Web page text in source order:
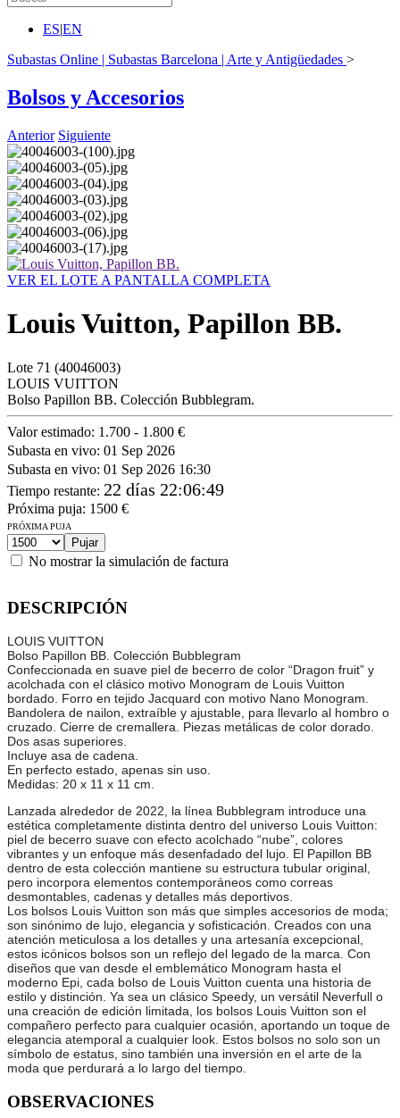
ES|EN
Subastas Online | Subastas Barcelona | Arte y Antigüedades >
Bolsos y Accesorios
Anterior Siguiente
VER EL LOTE A PANTALLA COMPLETA
Louis Vuitton, Papillon BB.
Lote 71 (40046003)
LOUIS VUITTON
Bolso Papillon BB. Colección Bubblegram.
Valor estimado: 1.700 - 1.800 €
Subasta en vivo: 01 Sep 2026
Subasta en vivo: 01 Sep 2026 16:30
Tiempo restante: 22 días 22:06:49
Próxima puja: 1500 €
PRÓXIMA PUJA
No mostrar la simulación de factura
DESCRIPCIÓN
LOUIS VUITTON
Bolso Papillon BB. Colección Bubblegram
Confeccionada en suave piel de becerro de color “Dragon fruit” y
acolchada con el clásico motivo Monogram de Louis Vuitton
bordado. Forro en tejido Jacquard con motivo Nano Monogram.
Bandolera de nailon, extraíble y ajustable, para llevarlo al hombro o
cruzado. Cierre de cremallera. Piezas metálicas de color dorado.
Dos asas superiores.
Incluye asa de cadena.
En perfecto estado, apenas sin uso.
Medidas: 20 x 11 x 11 cm.
Lanzada alrededor de 2022, la línea Bubblegram introduce una
estética completamente distinta dentro del universo Louis Vuitton:
piel de becerro suave con efecto acolchado “nube”, colores
vibrantes y un enfoque más desenfadado del lujo. El Papillon BB
dentro de esta colección mantiene su estructura tubular original,
pero incorpora elementos contemporáneos como correas
desmontables, cadenas y detalles más deportivos.
Los bolsos Louis Vuitton son más que simples accesorios de moda;
son sinónimo de lujo, elegancia y sofisticación. Creados con una
atención meticulosa a los detalles y una artesanía excepcional,
estos icónicos bolsos son un reflejo del legado de la marca. Con
diseños que van desde el emblemático Monogram hasta el
moderno Epi, cada bolso de Louis Vuitton cuenta una historia de
estilo y distinción. Ya sea un clásico Speedy, un versátil Neverfull o
una creación de edición limitada, los bolsos Louis Vuitton son el
compañero perfecto para cualquier ocasión, aportando un toque de
elegancia atemporal a cualquier look. Estos bolsos no solo son un
símbolo de estatus, sino también una inversión en el arte de la
moda que perdurará a lo largo del tiempo.
OBSERVACIONES